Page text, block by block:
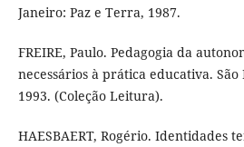
Janeiro: Paz e Terra, 1987.
FREIRE, Paulo. Pedagogia da
necessários à prática educativa. São
1993. (Coleção Leitura).
HAESBAERT, Rogério. Identidades